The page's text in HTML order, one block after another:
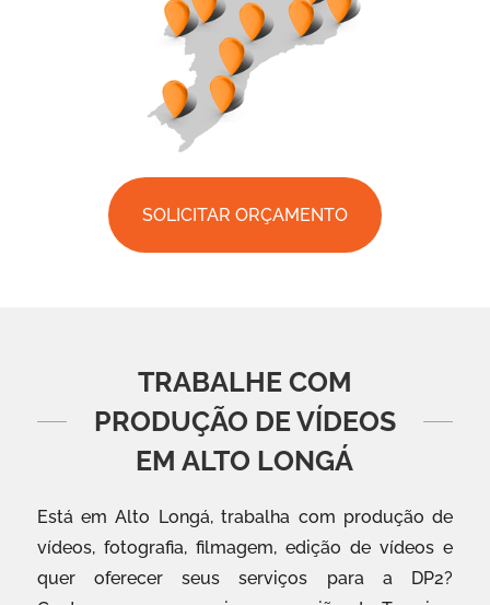
SOLICITAR ORÇAMENTO
TRABALHE COM
PRODUÇÃO DE VÍDEOS
EM ALTO LONGÁ
Está em Alto Longá, trabalha com produção de
vídeos, fotografia, filmagem, edição de vídeos e
quer oferecer seus serviços para a DP2?